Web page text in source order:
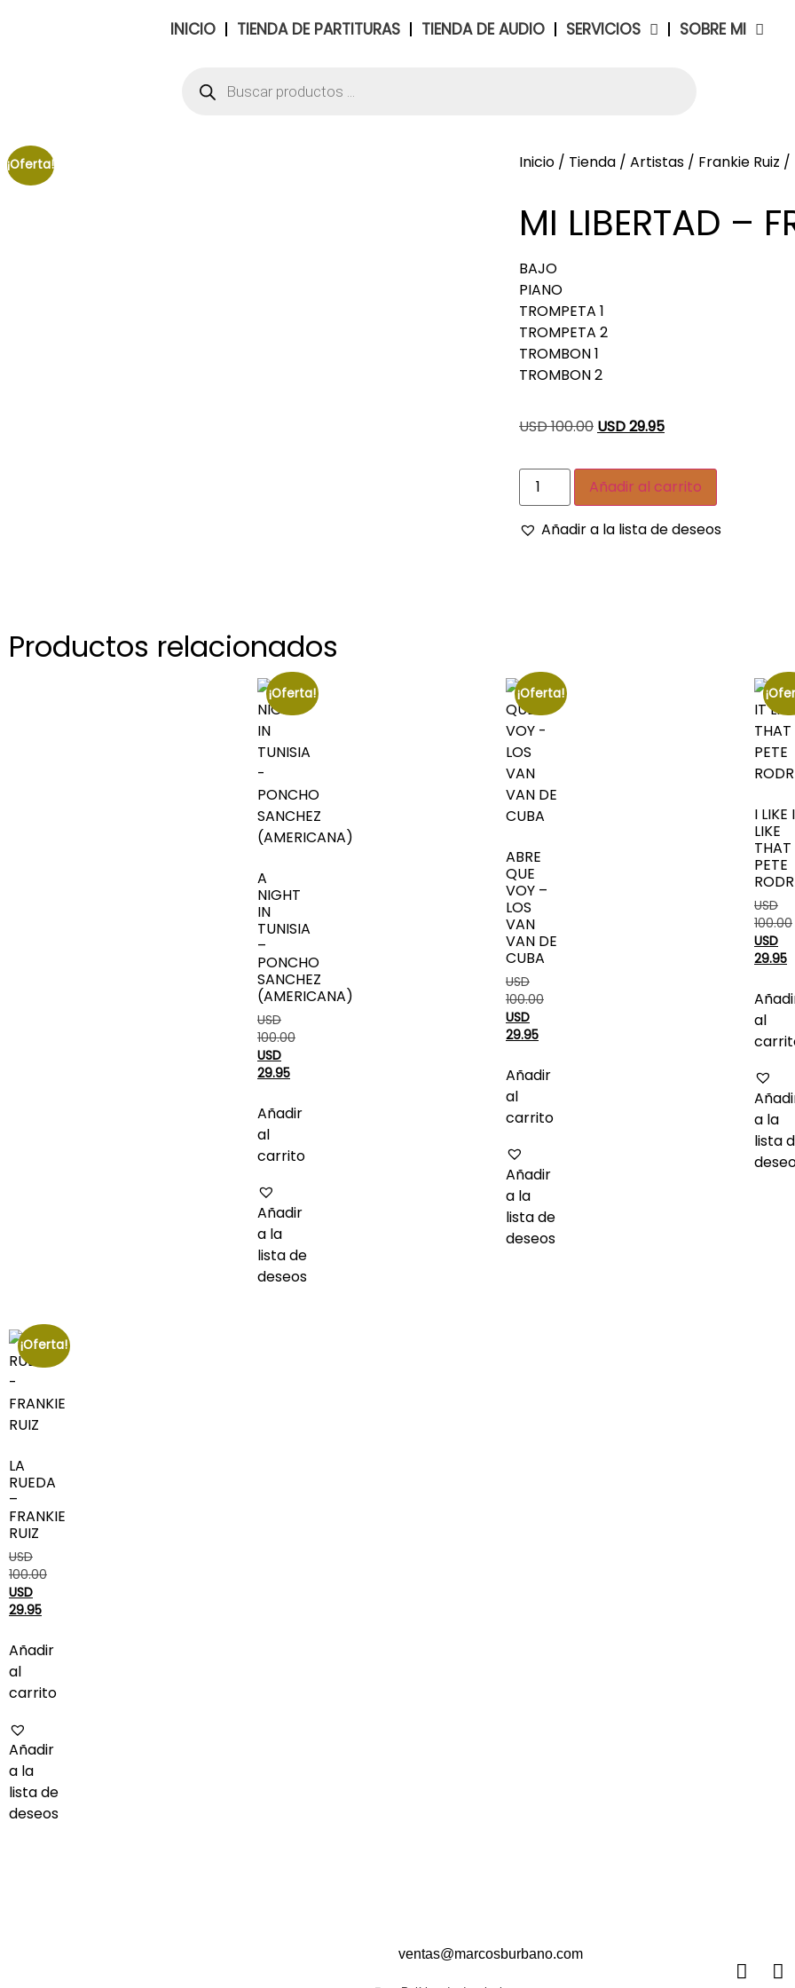
INICIO TIENDA DE PARTITURAS TIENDA DE AUDIO SERVICIOS SOBRE MI
¡Oferta! Inicio / Tienda / Artistas / Frankie Ruiz /
MI LIBERTAD –
BAJO
PIANO
TROMPETA 1
TROMPETA 2
TROMBON 1
TROMBON 2
USD 100.00 USD 29.95
Añadir al carrito
Añadir a la lista de deseos
Productos relacionados
¡Oferta!
A
NIGHT
IN
TUNISIA
–
PONCHO
SANCHEZ
(AMERICANA)
USD
100.00
USD
29.95
Añadir
al
carrito
Añadir
a la
lista de
deseos
¡Oferta!
ABRE
QUE
VOY –
LOS
VAN
VAN DE
CUBA
USD
100.00
USD
29.95
Añadir
al
carrito
Añadir
a la
lista de
deseos
I LIKE
LIKE
PETE
USD
100.00
USD
29.95
al
a la
lista
¡Oferta!
LA
RUEDA
–
FRANKIE
RUIZ
USD
100.00
USD
29.95
Añadir
al
carrito
Añadir
a la
lista de
deseos
ventas@marcosburbano.com